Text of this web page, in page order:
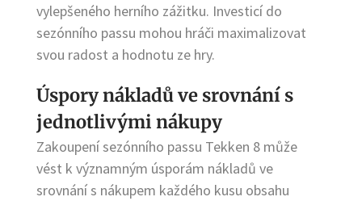
vylepšeného herního zážitku. Investicí do
sezónního passu mohou hráči maximalizovat
svou radost a hodnotu ze hry.
Úspory nákladů ve srovnání s
jednotlivými nákupy
Zakoupení sezónního passu Tekken 8 může
vést k významným úsporám nákladů ve
srovnání s nákupem každého kusu obsahu